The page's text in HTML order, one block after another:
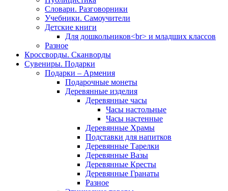
Словари. Разговорники
Учебники. Самоучители
Детские книги
Для дошкольников<br> и младших классов
Разное
Кроссворды. Сканворды
Сувениры. Подарки
Подарки – Армения
Подарочные монеты
Деревянные изделия
Деревянные часы
Часы настольные
Часы настенные
Деревянные Храмы
Подставки для напитков
Деревянные Тарелки
Деревянные Вазы
Деревянные Кресты
Деревянные Гранаты
Разное